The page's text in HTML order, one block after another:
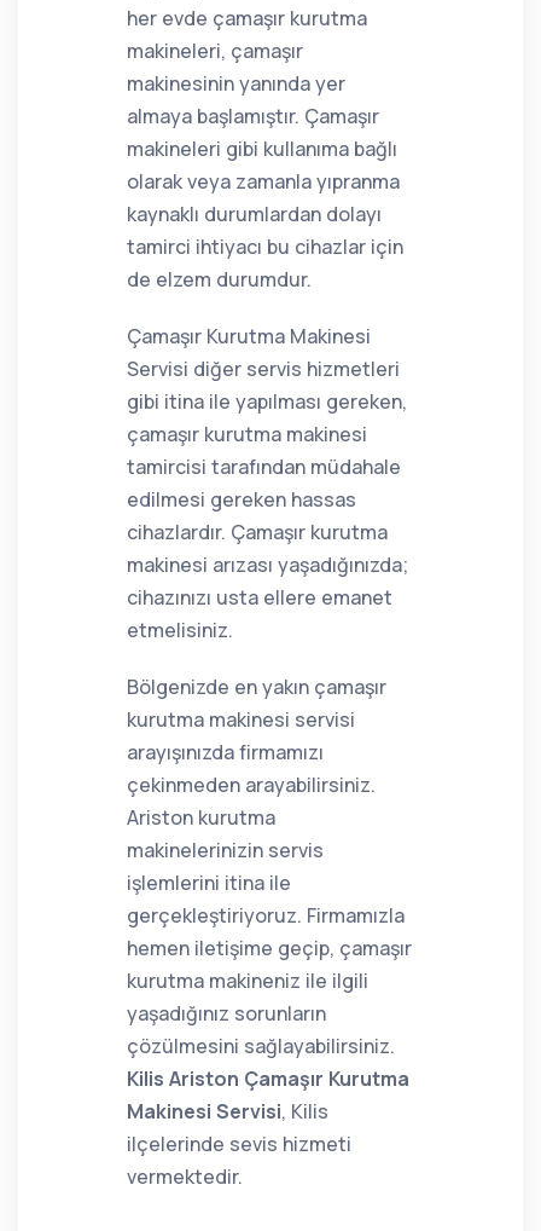
her evde çamaşır kurutma
makineleri, çamaşır
makinesinin yanında yer
almaya başlamıştır. Çamaşır
makineleri gibi kullanıma bağlı
olarak veya zamanla yıpranma
kaynaklı durumlardan dolayı
tamirci ihtiyacı bu cihazlar için
de elzem durumdur.
Çamaşır Kurutma Makinesi
Servisi diğer servis hizmetleri
gibi itina ile yapılması gereken,
çamaşır kurutma makinesi
tamircisi tarafından müdahale
edilmesi gereken hassas
cihazlardır. Çamaşır kurutma
makinesi arızası yaşadığınızda;
cihazınızı usta ellere emanet
etmelisiniz.
Bölgenizde en yakın çamaşır
kurutma makinesi servisi
arayışınızda firmamızı
çekinmeden arayabilirsiniz.
Ariston kurutma
makinelerinizin servis
işlemlerini itina ile
gerçekleştiriyoruz. Firmamızla
hemen iletişime geçip, çamaşır
kurutma makineniz ile ilgili
yaşadığınız sorunların
çözülmesini sağlayabilirsiniz.
Kilis Ariston Çamaşır Kurutma
Makinesi Servisi, Kilis
ilçelerinde sevis hizmeti
vermektedir.